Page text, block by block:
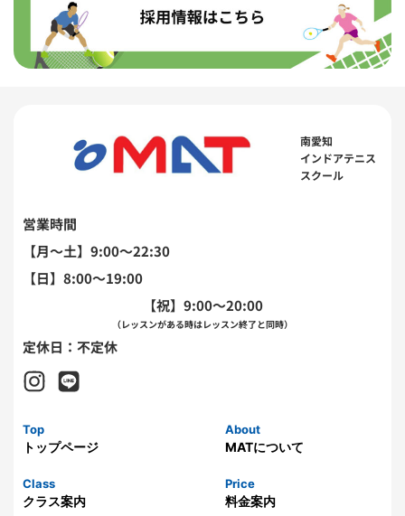
南愛知
インドアテニス
スクール
営業時間
【月〜土】9:00～22:30
【日】8:00～19:00
【祝】9:00～20:00
（レッスンがある時はレッスン終了と同時）
定休日：不定休
Top
トップページ
About
MATについて
Class
クラス案内
Price
料金案内